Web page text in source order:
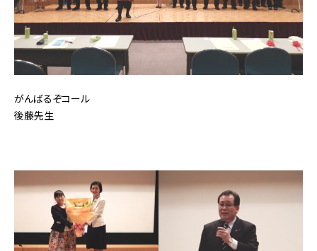
がんばるぞコール
後藤先生